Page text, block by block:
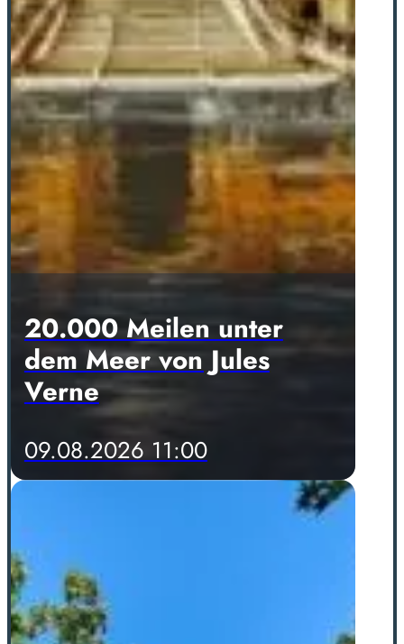
20.000 Meilen unter
dem Meer von Jules
Verne
09.08.2026 11:00